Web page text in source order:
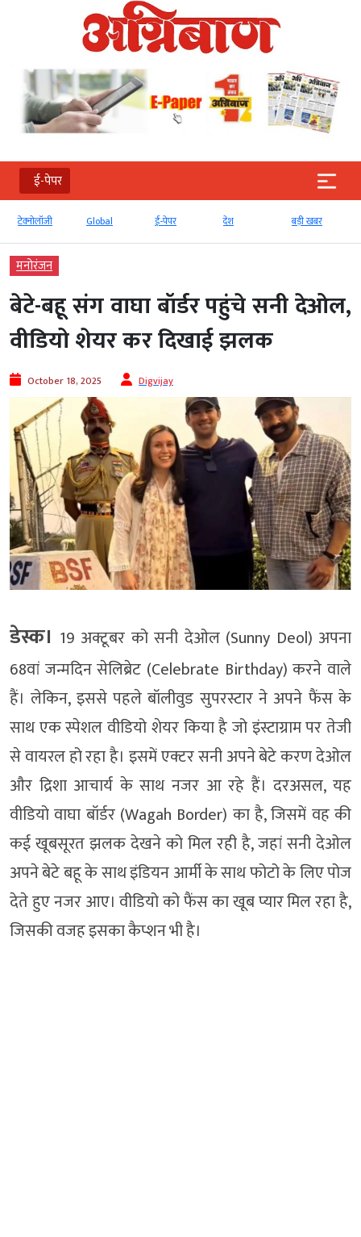
ई-पेपर
टेक्‍नोलॉजी Global ई-पेपर देश बड़ी खबर
मनोरंजन
बेटे-बहू संग वाघा बॉर्डर पहुंचे सनी देओल,
वीडियो शेयर कर दिखाई झलक
October 18, 2025 Digvijay
डेस्क। 19 अक्टूबर को सनी देओल (Sunny Deol) अपना
68वां जन्मदिन सेलिब्रेट (Celebrate Birthday) करने वाले
हैं। लेकिन, इससे पहले बॉलीवुड सुपरस्टार ने अपने फैंस के
साथ एक स्पेशल वीडियो शेयर किया है जो इंस्टाग्राम पर तेजी
से वायरल हो रहा है। इसमें एक्टर सनी अपने बेटे करण देओल
और द्रिशा आचार्य के साथ नजर आ रहे हैं। दरअसल, यह
वीडियो वाघा बॉर्डर (Wagah Border) का है, जिसमें वह की
कई खूबसूरत झलक देखने को मिल रही है, जहां सनी देओल
अपने बेटे बहू के साथ इंडियन आर्मी के साथ फोटो के लिए पोज
देते हुए नजर आए। वीडियो को फैंस का खूब प्यार मिल रहा है,
जिसकी वजह इसका कैप्शन भी है।